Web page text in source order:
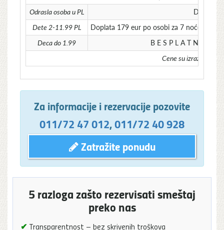
Odrasla osoba u PL
Doplata
Dete 2-11.99 PL
Doplata 179 eur po osobi za 7 noćenja –
Deca do 1.99
B E S P L A T N O,
Cene su izražene u
Za informacije i rezervacije pozovite
011/72 47 012,011/72 40 928
Zatražite ponudu
5 razloga zašto rezervisati smeštaj
preko nas
✔ Transparentnost – bez skrivenih troškova